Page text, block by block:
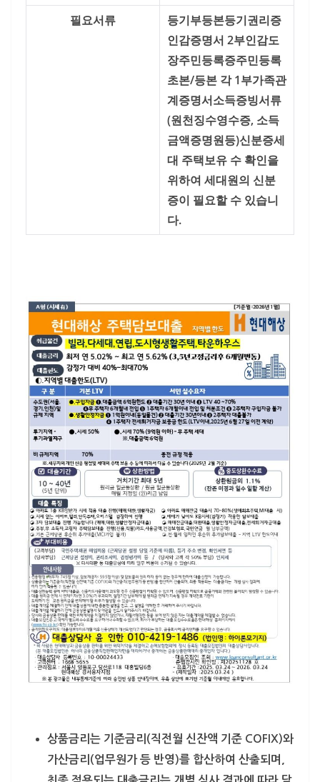
필요서류
등기부등본등기권리증
인감증명서 2부인감도
장주민등록증주민등록
초본/등본 각 1부가족관
계증명서소득증빙서류
(원천징수영수증, 소득
금액증명원등)신분증세
대 주택보유 수 확인을
위하여 세대원의 신분
증이 필요할 수 있습니
다.
상품금리는 기준금리(직전월 신잔액 기준 COFIX)와
가산금리(업무원가 등 반영)를 합산하여 산출되며,